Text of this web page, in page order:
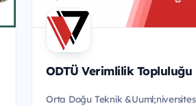
ODTÜ Verimlilik Topluluğu
Orta Doğu Teknik